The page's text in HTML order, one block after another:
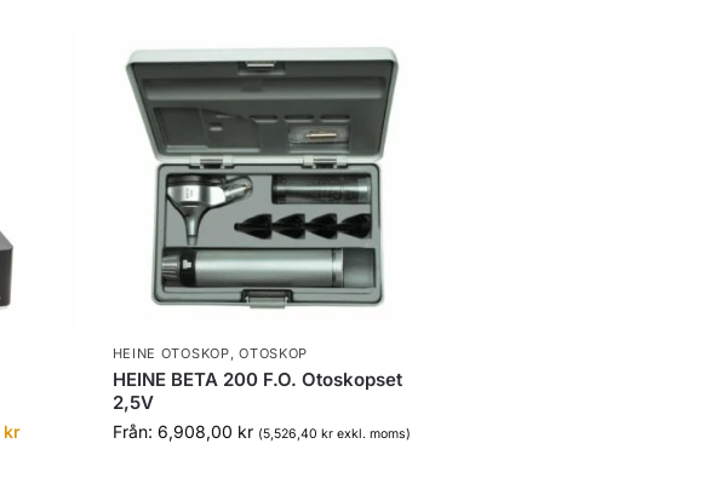
kr
HEINE OTOSKOP ,OTOSKOP
HEINE BETA 200 F.O. Otoskopset
2,5V
Från: 6,908,00 kr (5,526,40 krexkl. moms)